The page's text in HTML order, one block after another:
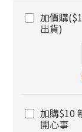
加價購
出貨)
加購$10
開心事